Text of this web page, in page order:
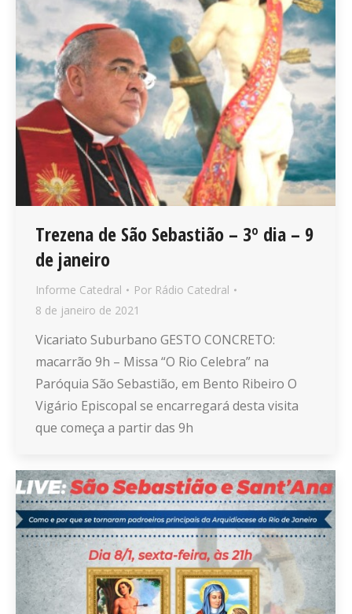
Trezena de São Sebastião – 3º dia – 9
de janeiro
Informe Catedral Por Rádio Catedral
8 de janeiro de 2021
Vicariato Suburbano GESTO CONCRETO:
macarrão 9h – Missa “O Rio Celebra” na
Paróquia São Sebastião, em Bento Ribeiro O
Vigário Episcopal se encarregará desta visita
que começa a partir das 9h